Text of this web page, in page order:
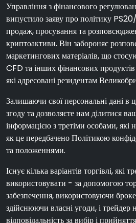
Управління з фінансового
випустило заяву про політику
продаж, просування та
криптоактиви. Він забороняє
маркетингових матеріалів, що
CFD та інших фінансових
які адресовані резидентам
Залишаючи свої персональні дані в
згоду та дозволяєте нам ділитися
інформацією з третіми особами, які
як це передбачено Політикою
та положеннями.
Існує кілька варіантів торгівлі,
використовувати - за допомогою
забезпечення, використовуючи
здійснюючи власні угоди, і трейдер
відповідальність за вибір і